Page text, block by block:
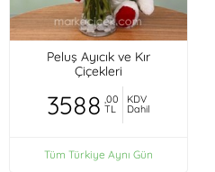
Peluş Ayıcık ve Kır
Çiçekleri
3588 ,00
TL
KDV
Dahil
Tüm Türkiye Aynı Gün